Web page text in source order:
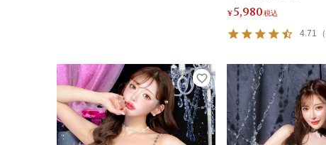
¥5,980税込
4.71 （